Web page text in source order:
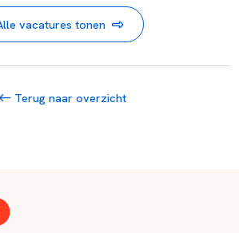
vacatures tonen
Terug naar overzicht